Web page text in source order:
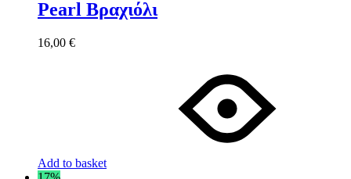
Pearl Βραχιόλι
16,00 €
Add to basket